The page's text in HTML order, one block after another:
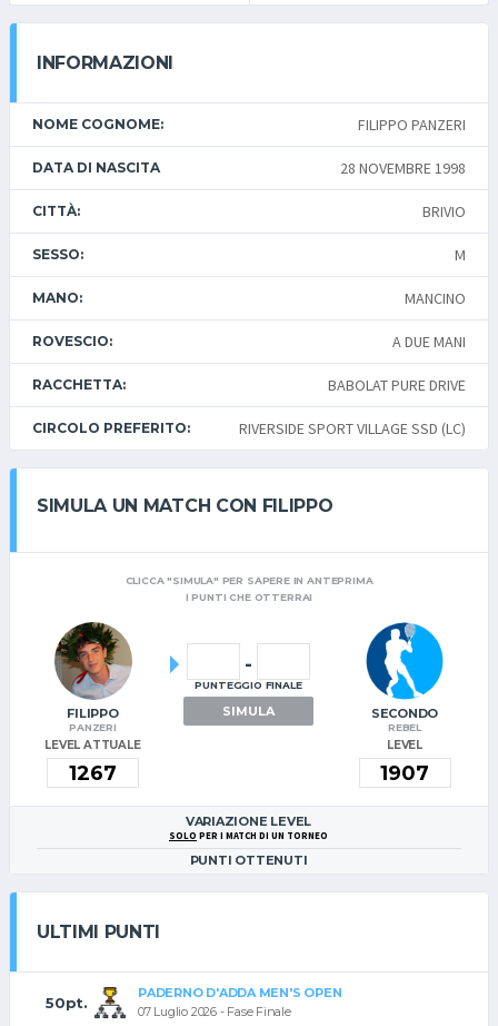
INFORMAZIONI
NOME COGNOME: FILIPPO PANZERI
DATA DI NASCITA 28 NOVEMBRE 1998
CITTÀ: BRIVIO
SESSO: M
MANO: MANCINO
ROVESCIO: A DUE MANI
RACCHETTA: BABOLAT PURE DRIVE
CIRCOLO PREFERITO: RIVERSIDE SPORT VILLAGE SSD (LC)
SIMULA UN MATCH CON FILIPPO
CLICCA "SIMULA" PER SAPERE IN ANTEPRIMA
I PUNTI CHE OTTERRAI
FILIPPO
PANZERI
LEVEL ATTUALE
-
PUNTEGGIO FINALE
SIMULA SECONDO
REBEL
LEVEL
VARIAZIONE LEVEL
SOLO PER I MATCH DI UN TORNEO
PUNTI OTTENUTI
ULTIMI PUNTI
50pt.
PADERNO D'ADDA MEN'S OPEN
07 Luglio 2026 - Fase Finale